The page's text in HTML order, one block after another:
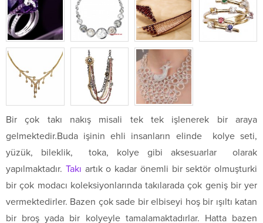
Bir çok takı nakış misali tek tek işlenerek bir araya
gelmektedir.Buda işinin ehli insanların elinde kolye seti,
yüzük, bileklik, toka, kolye gibi aksesuarlar olarak
yapılmaktadır. Takı artık o kadar önemli bir sektör olmuşturki
bir çok modacı koleksiyonlarında takılarada çok geniş bir yer
vermektedirler. Bazen çok sade bir elbiseyi hoş bir ışıltı katan
bir broş yada bir kolyeyle tamalamaktadırlar. Hatta bazen